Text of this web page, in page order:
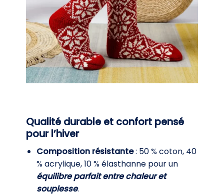
Qualité durable et confort pensé
pour l’hiver
Composition résistante: 50 % coton, 40
% acrylique, 10 % élasthanne pour un
équilibre parfait entre chaleur et
souplesse.